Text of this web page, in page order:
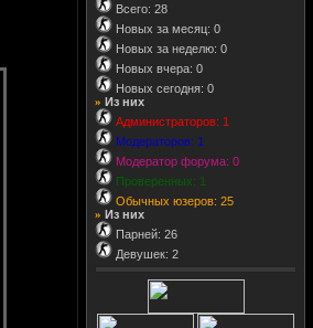
Всего: 28
Новых за месяц: 0
Новых за неделю: 0
Новых вчера: 0
Новых сегодня: 0
» Из них
Администраторов: 1
Модераторов: 1
Модератор форума: 0
Проверенных: 1
Обычных юзеров: 25
» Из них
Парней: 26
Девушек: 2